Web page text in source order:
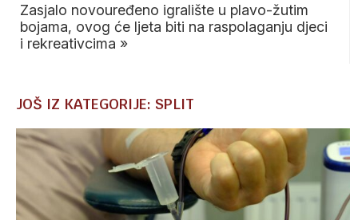
Zasjalo novouređeno igralište u plavo-žutim
bojama, ovog će ljeta biti na raspolaganju djeci
i rekreativcima »
JOŠ IZ KATEGORIJE: SPLIT